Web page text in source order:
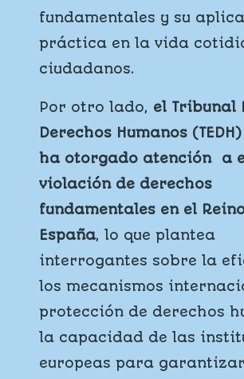
fundamentales y su
práctica en la vida
ciudadanos.
Por otro lado, el Tribunal
Derechos Humanos
ha otorgado atención a
violación de derechos
fundamentales en el
España, lo que plantea
interrogantes sobre la
los mecanismos
protección de derechos
la capacidad de las
europeas para